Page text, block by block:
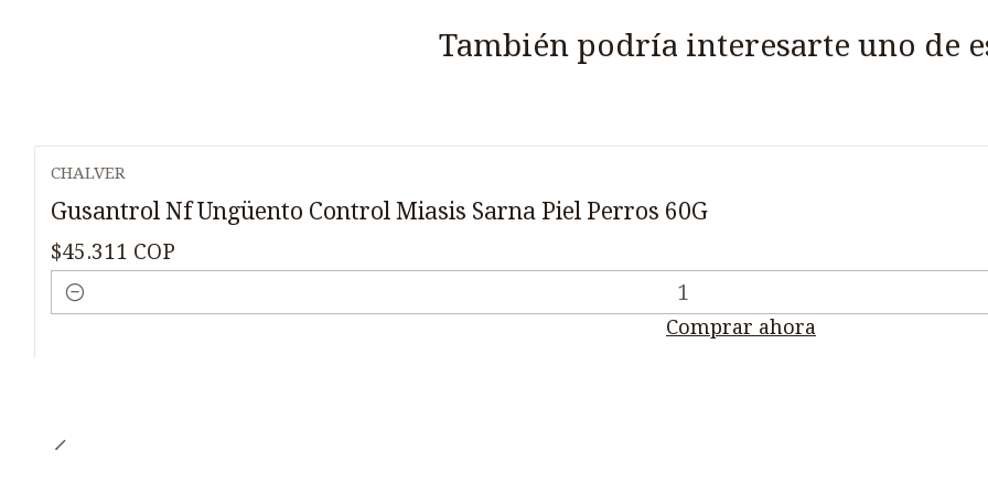
También podría interesarte uno de
CHALVER
Gusantrol Nf Ungüento Control Miasis Sarna Piel Perros 60G
$45.311 COP
Cantidad
Comprar ahora